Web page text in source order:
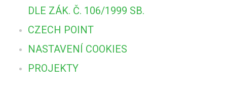
DLE ZÁK. Č. 106/1999 SB.
CZECH POINT
NASTAVENÍ COOKIES
PROJEKTY